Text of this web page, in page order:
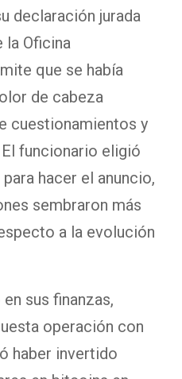
declaración jurada
la Oficina
que se había
de cabeza
cuestionamientos y
funcionario eligió
para hacer el anuncio,
sembraron más
a la evolución
sus finanzas,
operación con
haber invertido